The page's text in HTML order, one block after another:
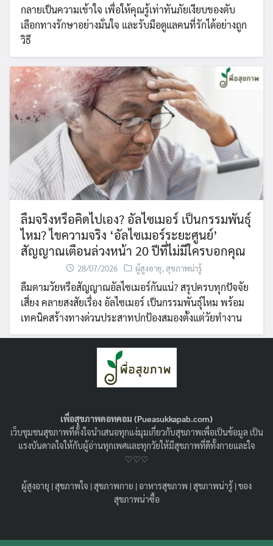
กลายเป็นความเข้าใจ เพื่อให้คุณรู้เท่าทันภัยเงียบของตับ
เลือกทางรักษาอย่างมั่นใจ และรับมือดูแลคนที่รักได้อย่างถูก
วิธี
ลืมจริงหรือคิดไปเอง? อัลไซเมอร์ เป็นกรรมพันธุ์
ไหม? ไขความจริง ‘อัลไซเมอร์ระยะศูนย์’
สัญญาณเตือนล่วงหน้า 20 ปีที่ไม่มีใครบอกคุณ
28/07/2026 ผู้สูงอายุ,สุขภาพน่ารู้
ลืมตามวัยหรือสัญญาณอัลไซเมอร์กันแน่? สรุปครบทุกปัจจัย
เสี่ยง คลายสงสัยเรื่อง อัลไซเมอร์ เป็นกรรมพันธุ์ไหม พร้อม
เทคนิคสร้างทางด่วนประสาทปกป้องสมองตั้งแต่วัยทำงาน
ฟิลเลอร์เพิ่มขนาด HA Filler คืออะไร ?
เพื่อสุขภาพดอทคอม (Pueasukkapab.com)
เว็บชุมชนสุขภาพที่ตั้งใจนำเสนอทุกแง่มุมเกี่ยวกับสุขภาพเพื่อเป็นข้อมูล เป็น
แรงบันดาลใจให้กับผู้อ่านทุกเพศและทุกวัยให้มีสุขภาพที่ดีทั้งกายและใจ
♡♡♡
ผู้สูงอายุ |สุขภาพใจ |สุขภาพกาย |อาหารสุขภาพ |สุขภาพน่ารู้ |ของ
สุขภาพน่าซื้อ